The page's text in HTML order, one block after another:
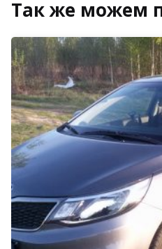
Так же можем